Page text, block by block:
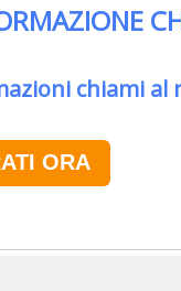
chiami al
ORA